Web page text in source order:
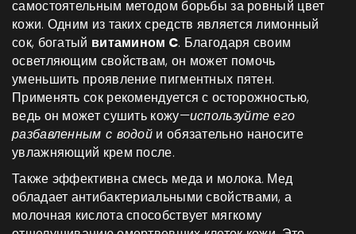
самостоятельным методом борьбы за ровный цвет
кожи. Одним из таких средств является лимонный
сок, богатый витамином C. Благодаря своим
осветляющим свойствам, он может помочь
уменьшить проявление пигментных пятен.
Применять сок рекомендуется с осторожностью,
ведь он может сушить кожу—используйте его
разбавленным с водой и обязательно наносите
увлажняющий крем после.
Также эффективна смесь меда и молока. Мед
обладает антибактериальными свойствами, а
молочная кислота способствует мягкому